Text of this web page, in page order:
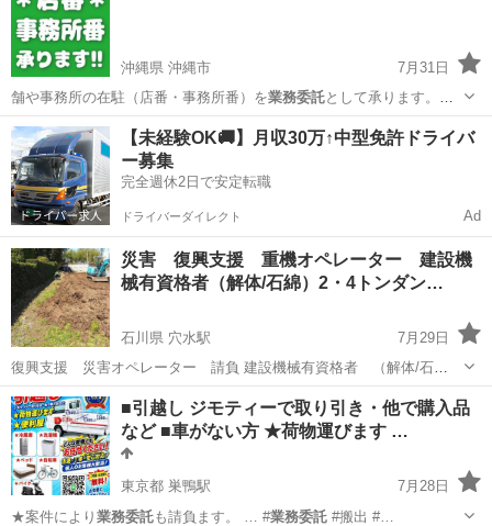
沖縄県 沖縄市
7月31日
舗や事務所の在駐（店番・事務所番）を業務委託として承ります。
「頻繁な来客…
沖縄 沖縄市 便利屋 無料
【未経験OK🚚】月収30万↑中型免許ドライバ
ー募集
完全週休2日で安定転職
ドライバーダイレクト Ad
災害 復興支援 重機オペレーター 建設機
械有資格者（解体/石綿）2・4トンダン…
石川県 穴水駅
7月29日
復興支援 災害オペレーター 請負 建設機械有資格者 （解体/石
綿） 大型建設機械提携会社あり 災害オペレーター、2・4トンダンプ
作業します🛻作業依頼お待ちしております。業務形態請負 茨城県の事
務所より20km以内のみ2トン...
石川 鳳珠郡 穴水駅 便利屋 業務委託
■引越し ジモティーで取り引き・他で購入品
など ■車がない方 ★荷物運びます …
東京都 巣鴨駅
7月28日
★案件により 業務委託 も請負ます。 … #業務委託#搬出 #…